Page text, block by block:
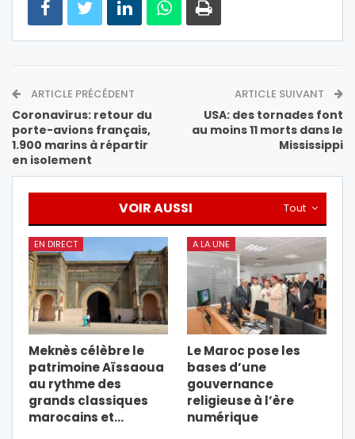
ARTICLE PRÉCÉDENT
Coronavirus: retour du
porte-avions français,
1.900 marins à répartir
en isolement
ARTICLE SUIVANT
USA: des tornades font
au moins 11 morts dans le
Mississippi
Tout
VOIR AUSSI
EN DIRECT
Meknès célèbre le
patrimoine Aïssaoua
au rythme des
grands classiques
marocains et…
A LA UNE
Le Maroc pose les
bases d’une
gouvernance
religieuse à l’ère
numérique